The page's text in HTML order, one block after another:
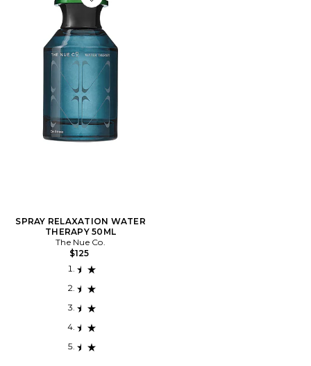
Favorite SPRAY RELAXATION WATER THERAPY
SPRAY RELAXATION WATER
THERAPY 50ML
The Nue Co.
$125